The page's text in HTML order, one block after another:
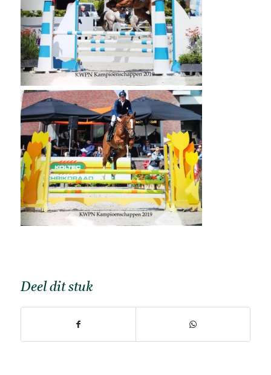
Deel dit stuk